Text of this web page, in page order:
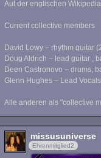
Auf der englischen
Current collective members
David Lowy – rhythm guitar
Doug Aldrich – lead guitar ,
Deen Castronovo – drums,
Glenn Hughes – Lead
Alle anderen als "collective
missusuniverse
Ehrenmitglied2